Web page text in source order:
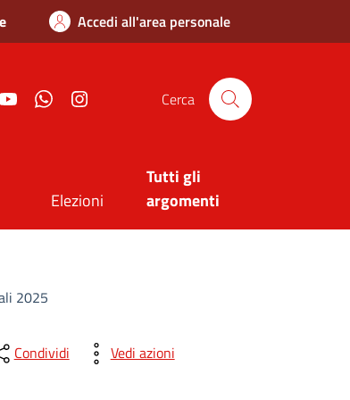
Accedi all'area personale
Youtube Whatsapp Cerca
Elezioni
Tutti gli
argomenti
2025
Condividi Vedi azioni